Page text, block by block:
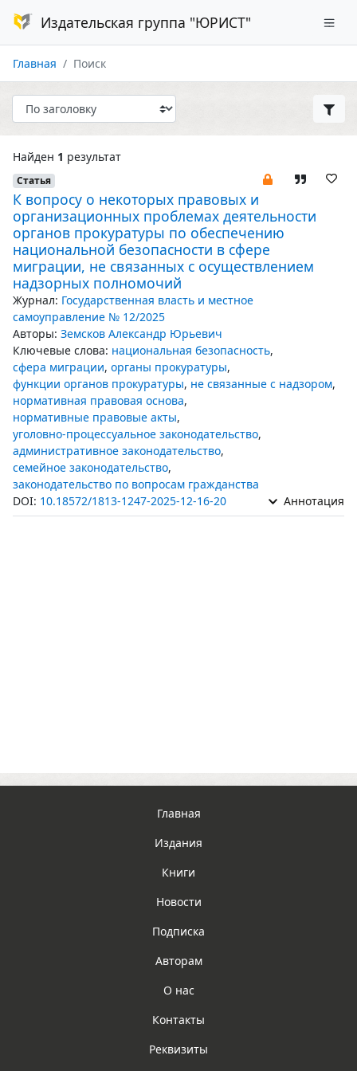
Издательская группа "ЮРИСТ"
Главная Поиск
Найден 1 результат
Статья
К вопросу о некоторых правовых и
организационных проблемах деятельности
органов прокуратуры по обеспечению
национальной безопасности в сфере
миграции, не связанных с осуществлением
надзорных полномочий
Журнал: Государственная власть и местное
самоуправление № 12/2025
Авторы: Земсков Александр Юрьевич
Ключевые слова: национальная безопасность,
сфера миграции, органы прокуратуры,
функции органов прокуратуры, не связанные с надзором,
нормативная правовая основа,
нормативные правовые акты,
уголовно-процессуальное законодательство,
административное законодательство,
семейное законодательство,
законодательство по вопросам гражданства
DOI: 10.18572/1813-1247-2025-12-16-20 Аннотация
Главная
Издания
Книги
Новости
Подписка
Авторам
О нас
Контакты
Реквизиты